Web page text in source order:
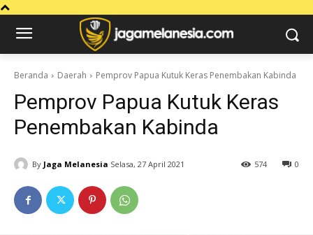
Beranda Daerah Pemprov Papua Kutuk Keras Penembakan Kabinda
Pemprov Papua Kutuk Keras
Penembakan Kabinda
By Jaga Melanesia Selasa, 27 April 2021 0
574